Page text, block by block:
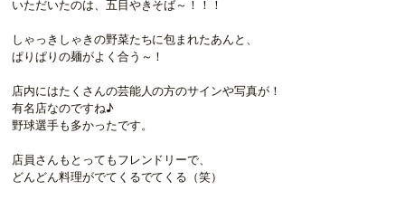
いただいたのは、五目やきそば～！！！
しゃっきしゃきの野菜たちに包まれたあんと、
ぱりぱりの麺がよく合う～！
店内にはたくさんの芸能人の方のサインや写真が！
有名店なのですね♪
野球選手も多かったです。
店員さんもとってもフレンドリーで、
どんどん料理がでてくるでてくる（笑）